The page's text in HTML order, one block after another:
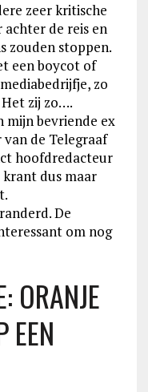
zeer kritische
de reis en
zouden stoppen.
een boycot of
zo
zij zo….
mijn bevriende ex
de Telegraaf
hoofdredacteur
krant dus maar
De
om nog
ORANJE
EEN